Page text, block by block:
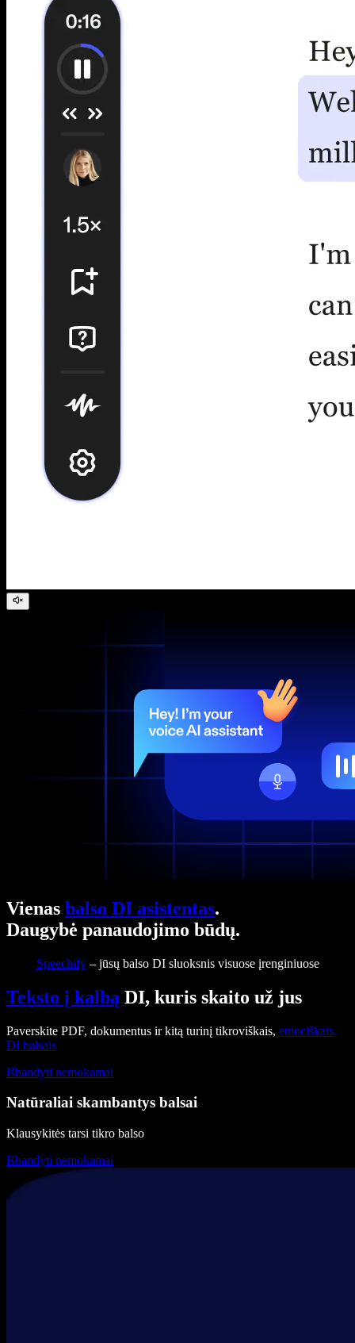
Vienas balso DI asistentas.
Daugybė panaudojimo būdų.
Speechify– jūsų balso DI sluoksnis visuose įrenginiuose
Teksto į kalbą DI, kuris skaito už jus
Paverskite PDF, dokumentus ir kitą turinį tikroviškais, emociškais
DI balsais
Išbandyti nemokamai
Natūraliai skambantys balsai
Klausykitės tarsi tikro balso
Išbandyti nemokamai